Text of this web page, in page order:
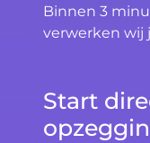
Binnen 3
verwerken wij
Start